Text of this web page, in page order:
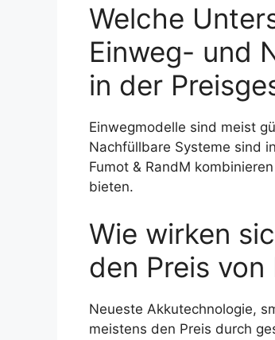
Welche
Einweg- und
in der
Einwegmodelle sind meist
Nachfüllbare Systeme sind
Fumot & RandM
bieten.
Wie wirken
den Preis
Neueste Akkutechnologie,
meistens den Preis durch